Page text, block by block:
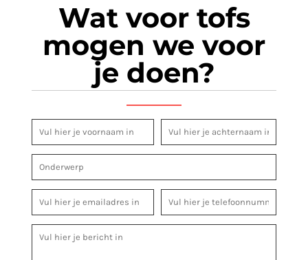
Wat voor tofs
mogen we voor
je doen?